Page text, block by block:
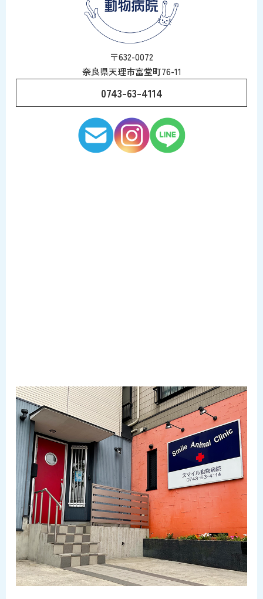
〒632-0072
奈良県天理市富堂町76-11
0743-63-4114